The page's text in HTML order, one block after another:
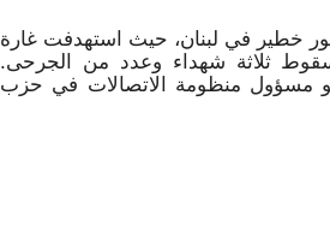
خطير في لبنان، حيث استهدفت غارة
ثلاثة شهداء وعدد من الجرحى.
الغارة هو مسؤول منظومة الاتصالات في حزب